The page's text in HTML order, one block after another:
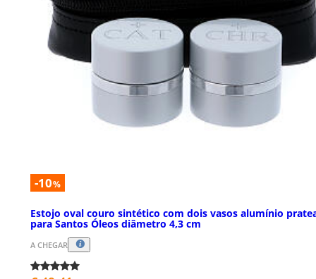
-10%
Estojo oval couro sintético com dois vasos alumínio
para Santos Óleos diâmetro 4,3 cm
A CHEGAR